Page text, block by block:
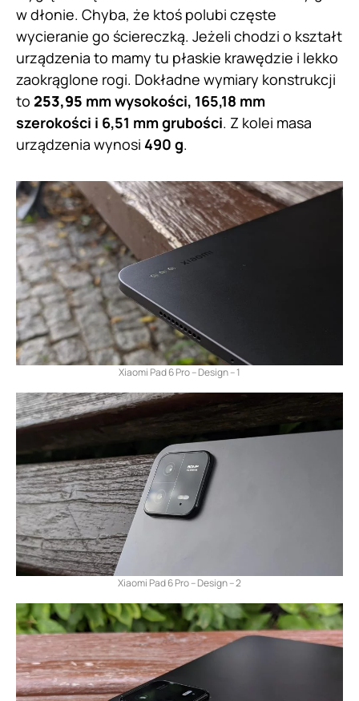
w dłonie. Chyba, że ktoś polubi częste
wycieranie go ściereczką. Jeżeli chodzi o kształt
urządzenia to mamy tu płaskie krawędzie i lekko
zaokrąglone rogi. Dokładne wymiary konstrukcji
to 253,95 mm wysokości, 165,18 mm
szerokości i 6,51 mm grubości. Z kolei masa
urządzenia wynosi 490 g.
Xiaomi Pad 6 Pro – Design – 1
Xiaomi Pad 6 Pro – Design – 2